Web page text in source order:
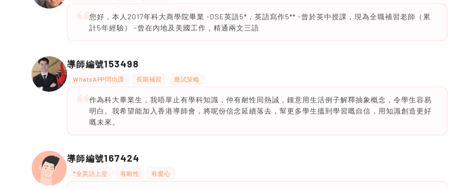
您好，本人2017年科大商學院畢業 -DSE英語5*，英語寫作5** -曾於英中授課，現為全職補習老師（累
計5年經驗） -曾在內地及美國工作，精通兩文三語
導師編號153498
WhatsAPP問功課 長期補習 應試策略
作為科大畢業生，我唔單止有學科知識，仲有耐性同熱誠，鍾意用生活例子解釋抽象概念，令學生容易
明白。我希望能加入香港導師會，將呢份信念延續落去，幫更多學生搵到學習嘅自信，用知識創造更好
嘅未來。
導師編號167424
*全英語上堂 有耐性 有愛心